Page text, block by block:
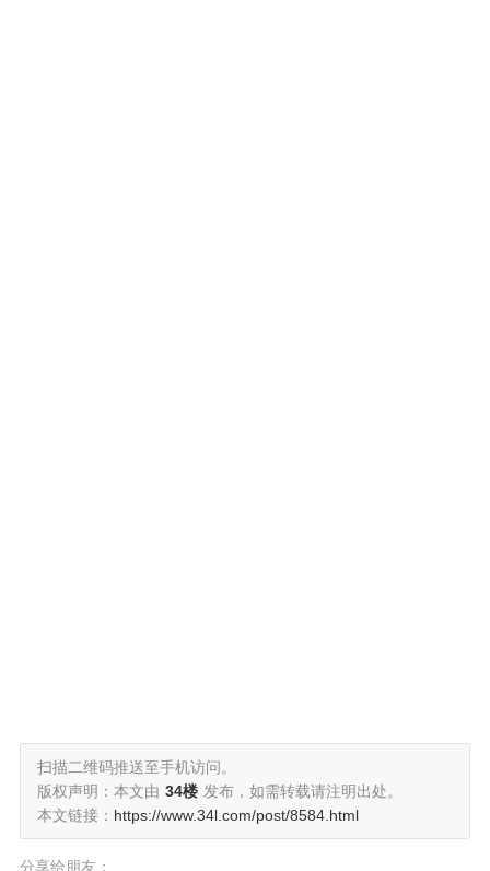
扫描二维码推送至手机访问。
版权声明：本文由 34楼 发布，如需转载请注明出处。
本文链接： https://www.34l.com/post/8584.html
分享给朋友：